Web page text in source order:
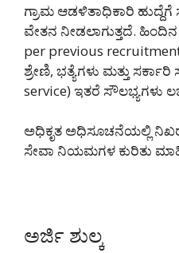
ಗ್ರಾಮ ಆಡಳಿತಾಧಿಕಾರಿ
ವೇತನ ನೀಡಲಾಗುತ್ತದೆ.
per previous
ಶ್ರೇಣಿ, ಭತ್ಯೆಗಳು ಮತ್ತು
service) ಇತರೆ ಸೌಲಭ್ಯಗಳು
ಅಧಿಕೃತ ಅಧಿಸೂಚನೆಯಲ್ಲಿ ನಿಖರ
ಸೇವಾ ನಿಯಮಗಳ ಕುರಿತು
ಅರ್ಜಿ ಶುಲ್ಕ